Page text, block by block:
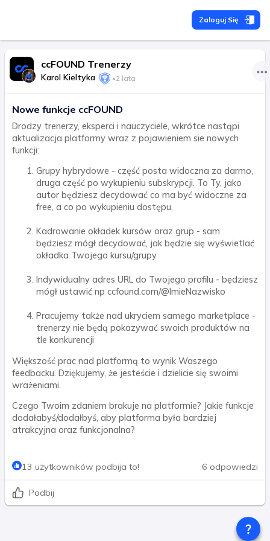
Zaloguj Się
ccFOUND Trenerzy
Karol Kieltyka •2 lata
Nowe funkcje ccFOUND
Drodzy trenerzy, eksperci i nauczyciele, wkrótce nastąpi
aktualizacja platformy wraz z pojawieniem sie nowych
funkcji:
Grupy hybrydowe - część posta widoczna za darmo,
druga część po wykupieniu subskrypcji. To Ty, jako
autor będziesz decydować co ma być widoczne za
free, a co po wykupieniu dostępu.
Kadrowanie okładek kursów oraz grup - sam
będziesz mógł decydować, jak będzie się wyświetlać
okładka Twojego kursu/grupy.
Indywidualny adres URL do Twojego profilu - będziesz
mógł ustawić np ccfound.com/@ImieNazwisko
Pracujemy także nad ukryciem samego marketplace -
trenerzy nie będą pokazywać swoich produktów na
tle konkurencji
Większość prac nad platformą to wynik Waszego
feedbacku. Dziękujemy, że jesteście i dzielicie się swoimi
wrażeniami.
Czego Twoim zdaniem brakuje na platformie? Jakie funkcje
dodałabyś/dodałbyś, aby platforma była bardziej
atrakcyjna oraz funkcjonalna?
13 użytkowników podbija to! 6 odpowiedzi
Podbij